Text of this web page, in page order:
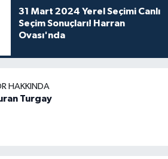
31 Mart 2024 Yerel Seçimi Canlı
Seçim Sonuçları! Harran
Ovası'nda
HAKKINDA
Turgay